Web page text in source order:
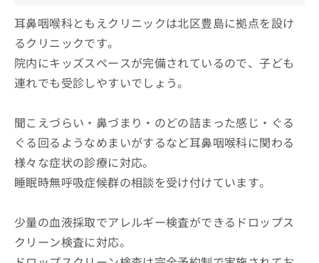
耳鼻咽喉科ともえクリニックは北区豊島に拠点を設け
るクリニックです。
院内にキッズスペースが完備されているので、子ども
連れでも受診しやすいでしょう。
聞こえづらい・鼻づまり・のどの詰まった感じ・ぐる
ぐる回るようなめまいがするなど耳鼻咽喉科に関わる
様々な症状の診療に対応。
睡眠時無呼吸症候群の相談を受け付けています。
少量の血液採取でアレルギー検査ができるドロップス
クリーン検査に対応。